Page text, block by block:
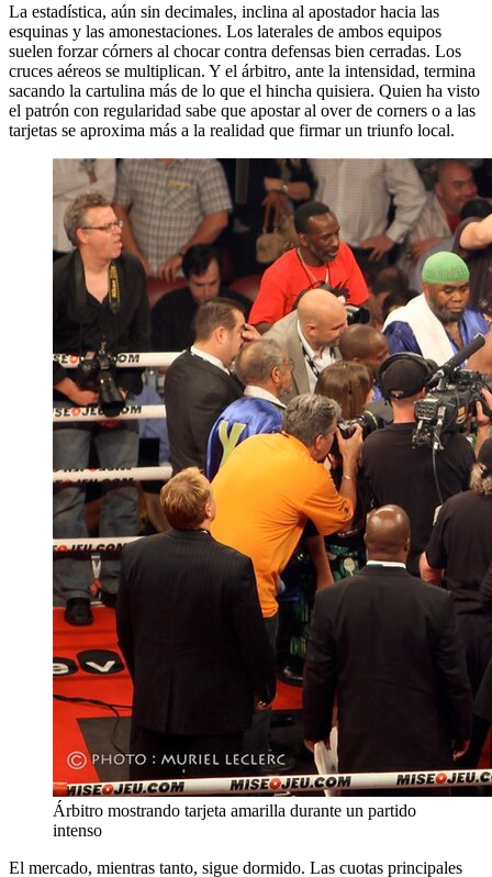
La estadística, aún sin decimales, inclina al apostador hacia las
esquinas y las amonestaciones. Los laterales de ambos equipos
suelen forzar córners al chocar contra defensas bien cerradas. Los
cruces aéreos se multiplican. Y el árbitro, ante la intensidad, termina
sacando la cartulina más de lo que el hincha quisiera. Quien ha visto
el patrón con regularidad sabe que apostar al over de corners o a las
tarjetas se aproxima más a la realidad que firmar un triunfo local.
Árbitro mostrando tarjeta amarilla durante un partido
intenso
El mercado, mientras tanto, sigue dormido. Las cuotas principales